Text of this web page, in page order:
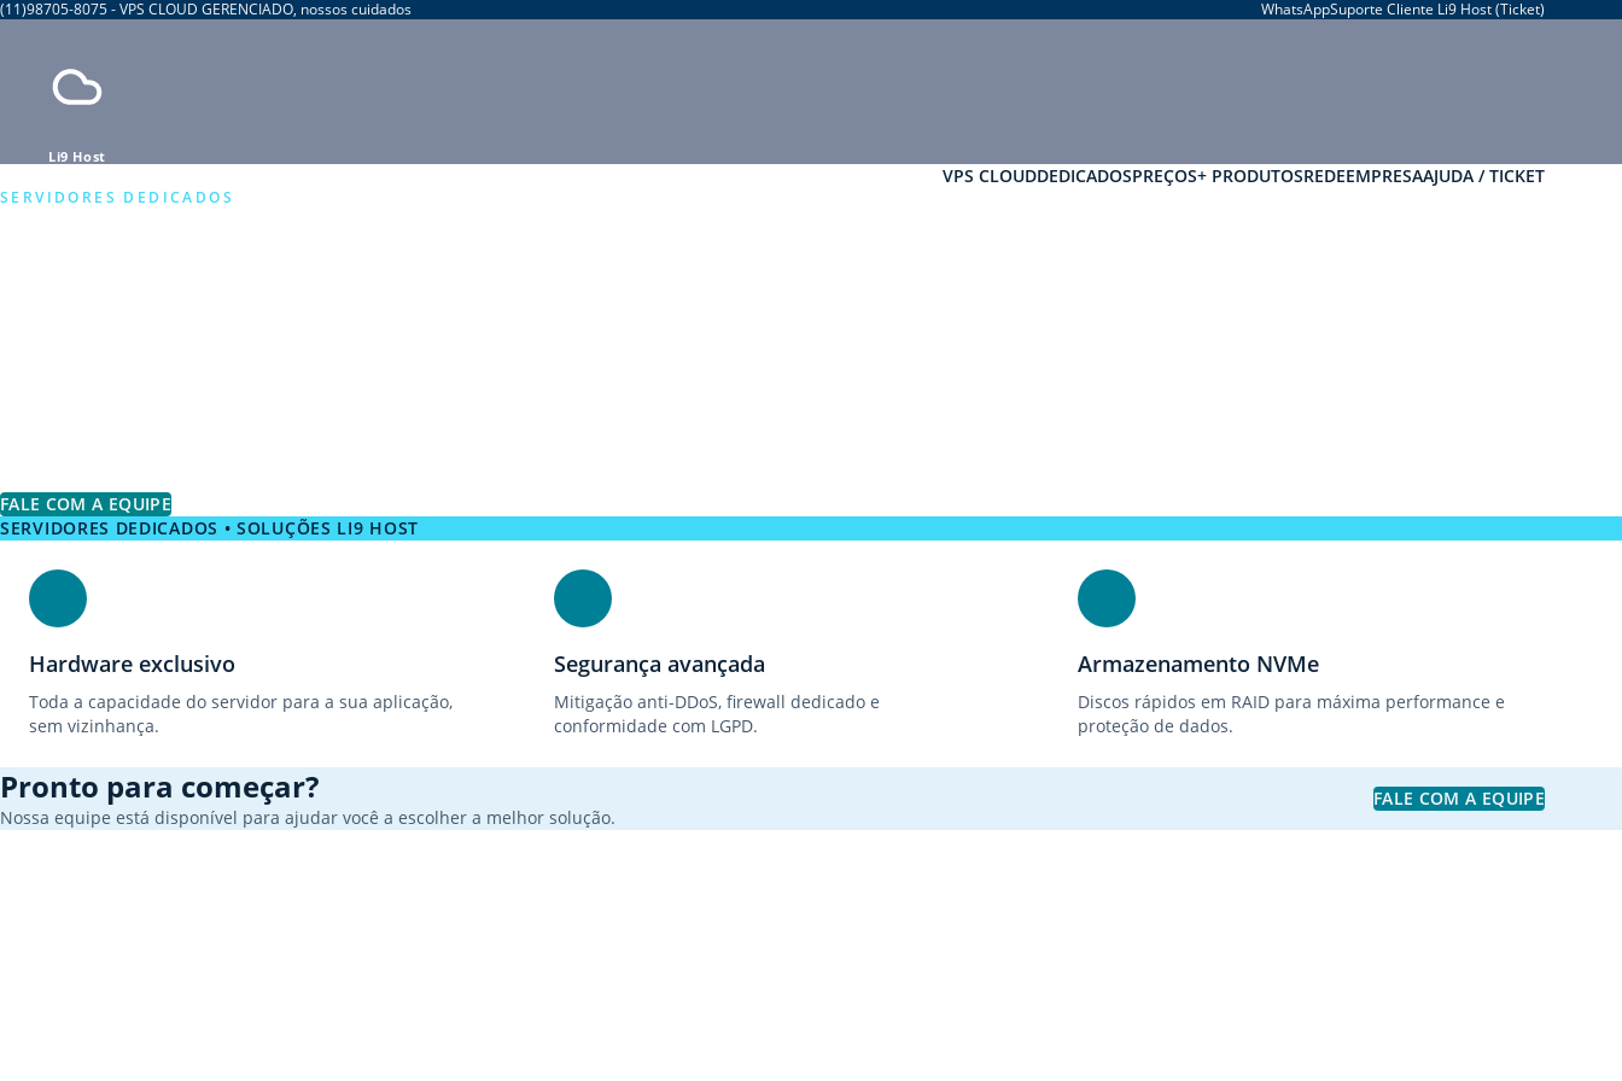
(11)98705-8075 - VPS CLOUD GERENCIADO, nossos cuidados WhatsAppSuporte Cliente Li9 Host (Ticket)
Li9 Host
VPS CLOUDDEDICADOSPREÇOS+ PRODUTOSREDEEMPRESAAJUDA / TICKET
SERVIDORES DEDICADOS
FALE COM A EQUIPEVER PREÇOS
SERVIDORES DEDICADOS • SOLUÇÕES LI9 HOST
Hardware exclusivo
Toda a capacidade do servidor para a sua aplicação,
sem vizinhança.
Segurança avançada
Mitigação anti-DDoS, firewall dedicado e
conformidade com LGPD.
Armazenamento NVMe
Discos rápidos em RAID para máxima performance e
proteção de dados.
Pronto para começar?
Nossa equipe está disponível para ajudar você a escolher a melhor solução.
FALE COM A EQUIPE